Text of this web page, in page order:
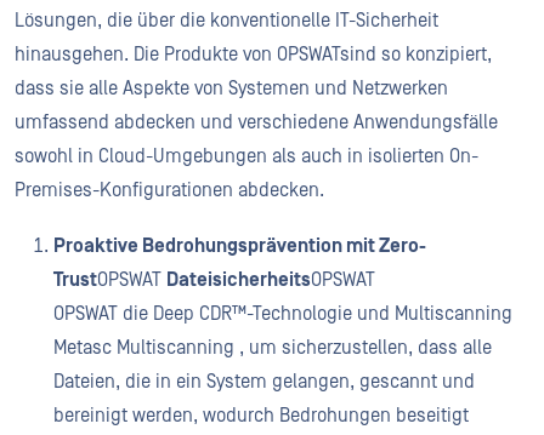
Lösungen, die über die konventionelle IT-Sicherheit
hinausgehen. Die Produkte von OPSWATsind so konzipiert,
dass sie alle Aspekte von Systemen und Netzwerken
umfassend abdecken und verschiedene Anwendungsfälle
sowohl in Cloud-Umgebungen als auch in isolierten On-
Premises-Konfigurationen abdecken.
Proaktive Bedrohungsprävention mit Zero-
TrustOPSWAT DateisicherheitsOPSWAT
OPSWAT die Deep CDR™-Technologie und Multiscanning
Metasc Multiscanning , um sicherzustellen, dass alle
Dateien, die in ein System gelangen, gescannt und
bereinigt werden, wodurch Bedrohungen beseitigt